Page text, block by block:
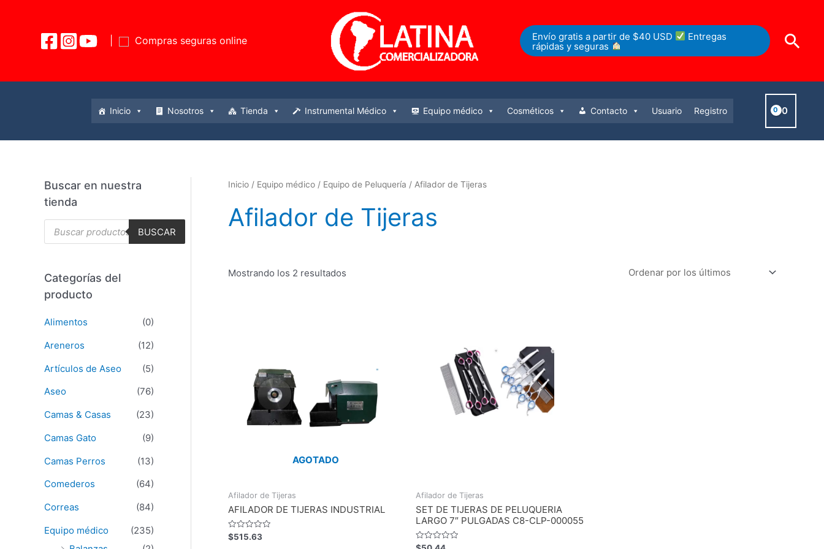
Compras seguras online Envío gratis a partir de $40 USD
Entregas
rápidas y seguras
Inicio Nosotros Tienda Instrumental Médico Equipo médico Cosméticos Contacto Usuario Registro 0
Buscar en nuestra
tienda
BUSCAR
Categorías del
producto
Alimentos
(0)
Areneros
(12)
Artículos de Aseo
(5)
Aseo
(76)
Camas & Casas
(23)
Camas Gato
(9)
Camas Perros
(13)
Comederos
(64)
Correas
(84)
Equipo médico
(235)
Inicio / Equipo médico / Equipo de Peluquería / Afilador de Tijeras
Afilador de Tijeras
Mostrando los 2 resultados
AGOTADO
Afilador de Tijeras
AFILADOR DE TIJERAS INDUSTRIAL
Valorado
con
$515.63
Afilador de Tijeras
SET DE TIJERAS DE PELUQUERIA
LARGO 7″ PULGADAS C8-CLP-000055
Valorado